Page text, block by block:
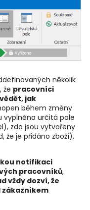
několik
že pracovníci
jak
během změny
vyplněna určitá pole
zda jsou vytvořeny
že je přidáno zboží),
notifikaci
pracovníků,
vždy dozví, že
zákazníkem